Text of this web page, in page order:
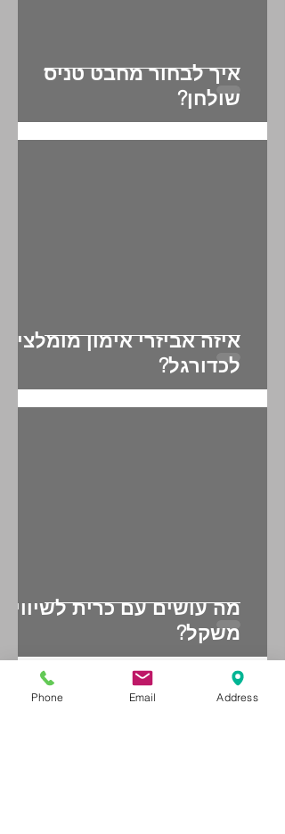
איך לבחור מחבט טניס
שולחן?
איזה אביזרי אימון מומלצים
לכדורגל?
מה עושים עם כרית לשיווי
משקל?
Phone Email Address